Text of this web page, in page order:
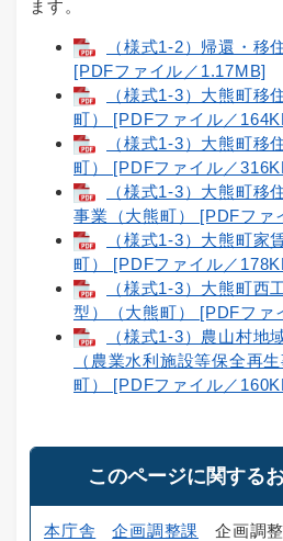
ます。
（様式1-2）帰還・移
[PDFファイル／1.17MB]
（様式1-3）大熊町移
町） [PDFファイル／
（様式1-3）大熊町移
町） [PDFファイル／
（様式1-3）大熊町移
事業（大熊町） [PDFファ
（様式1-3）大熊町家
町） [PDFファイル／
（様式1-3）大熊町西
型）（大熊町） [PDFファ
（様式1-3）農山村地
（農業水利施設等保全再
町） [PDFファイル／
このページに関する
本庁舎 企画調整課 企画調